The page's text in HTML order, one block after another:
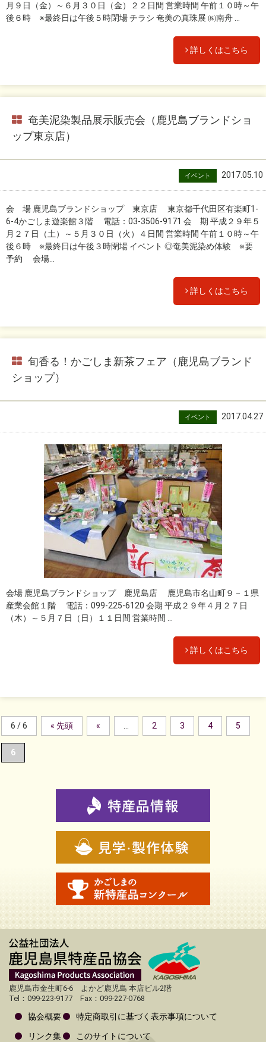
月９日（金）～６月３０日（金）２２日間 営業時間 午前１０時～午
後６時 ※最終日は午後５時閉場 チラシ 奄美の真珠展 ㈱南舟 ...
詳しくはこちら
奄美泥染製品展示販売会（鹿児島ブランドショ
ップ東京店）
イベント 2017.05.10
会 場 鹿児島ブランドショップ 東京店 東京都千代田区有楽町1-
6-4かごしま遊楽館３階 電話：03-3506-9171 会 期 平成２９年５
月２７日（土）～５月３０日（火）４日間 営業時間 午前１０時～午
後６時 ※最終日は午後３時閉場 イベント ◎奄美泥染め体験 ※要
予約 会場...
詳しくはこちら
旬香る！かごしま新茶フェア（鹿児島ブランド
ショップ）
イベント 2017.04.27
会場 鹿児島ブランドショップ 鹿児島店 鹿児島市名山町９－１県
産業会館１階 電話：099-225-6120 会期 平成２９年４月２７日
（木）～５月７日（日）１１日間 営業時間 ...
詳しくはこちら
6 / 6 « 先頭 « 2 3 4 5
6
鹿児島市金生町6-6 よかど鹿児島 本店ビル2階
Tel：099-223-9177 Fax：099-227-0768
協会概要 特定商取引に基づく表示事項について
リンク集 このサイトについて